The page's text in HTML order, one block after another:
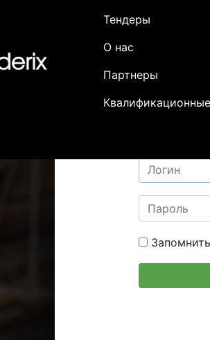
Тендеры
О нас
Партнеры